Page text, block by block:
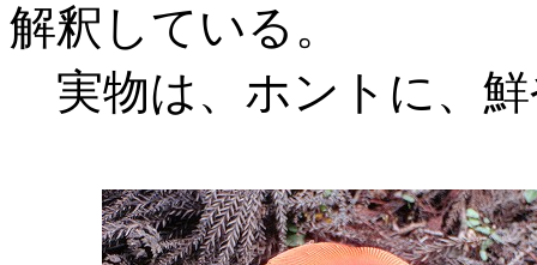
解釈している。
実物は、ホントに、